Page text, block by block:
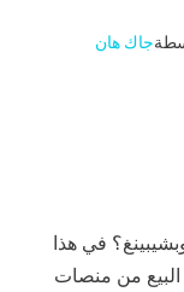
جاك هان
في هذا
من منصات